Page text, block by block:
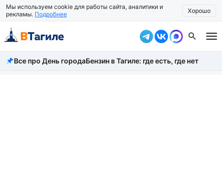
Мы используем cookie для работы сайта, аналитики и
рекламы. Подробнее Хорошо
Все новости
Все про День городаБензин в Тагиле: где есть, где нет